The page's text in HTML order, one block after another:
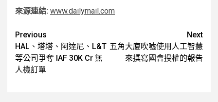
來源連結: www.dailymail.com
Post
navigation
Previous
HAL、塔塔、阿達尼、L&T
等公司爭奪 IAF 30K Cr 無
人機訂單
Next
五角大廈吹噓使用人工智慧
來撰寫國會授權的報告